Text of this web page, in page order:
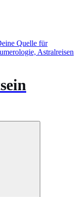
Quelle für
Astralreisen